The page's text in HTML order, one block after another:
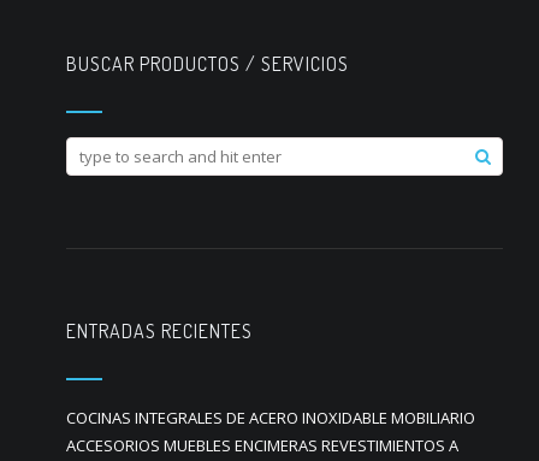
BUSCAR PRODUCTOS / SERVICIOS
ENTRADAS RECIENTES
COCINAS INTEGRALES DE ACERO INOXIDABLE MOBILIARIO
ACCESORIOS MUEBLES ENCIMERAS REVESTIMIENTOS A